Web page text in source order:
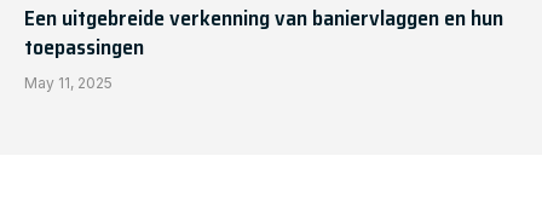
Een uitgebreide verkenning van baniervlaggen en hun
toepassingen
May 11, 2025